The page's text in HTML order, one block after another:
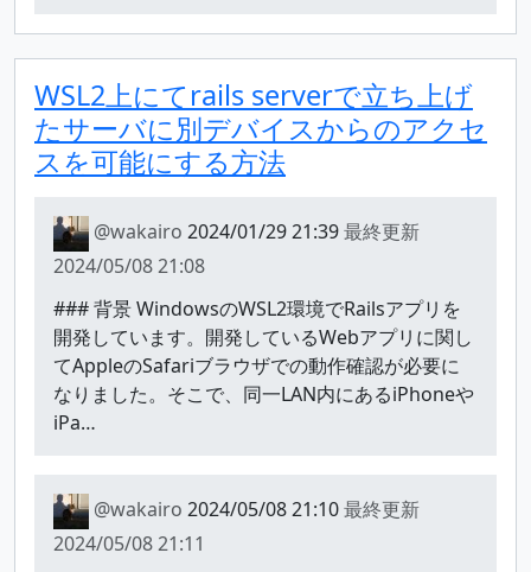
WSL2上にてrails serverで立ち上げ
たサーバに別デバイスからのアクセ
スを可能にする方法
@wakairo 2024/01/29 21:39最終更新
2024/05/08 21:08
### 背景 WindowsのWSL2環境でRailsアプリを
開発しています。開発しているWebアプリに関し
てAppleのSafariブラウザでの動作確認が必要に
なりました。そこで、同一LAN内にあるiPhoneや
iPa…
@wakairo 2024/05/08 21:10最終更新
2024/05/08 21:11